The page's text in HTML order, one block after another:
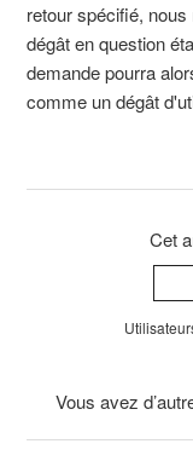
retour spécifié,
dégât en question
demande pourra
comme un dégât
Cet
Vous avez